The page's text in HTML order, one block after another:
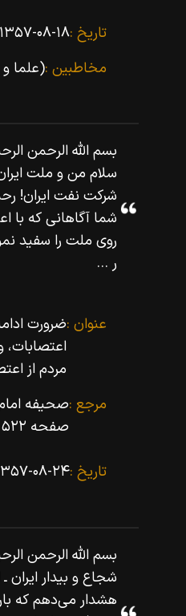
تاریخ :۱۳۵۷-۰۸-۱۸
مخاطبین :(علما و
سلام من و ملت ايران
شركت نفت ايران!
شما آگاهانى كه با
روى ملت را سفيد
ر ...
عنوان :ضرورت
مردم از
مرجع :صحیفه امام
صفحه ۵۲۲
تاریخ :۱۳۵۷-۰۸-
بسم اللّه‌ الرحمن
شجاع و بيدار ايران ـ
هشدار مى‌دهم كه